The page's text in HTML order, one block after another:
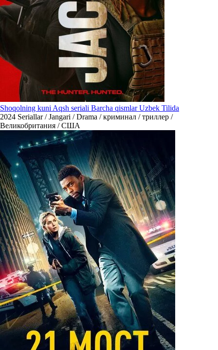
Shoqolning kuni Aqsh seriali Barcha qismlar Uzbek Tilida
2024 Seriallar / Jangari / Drama / криминал / триллер /
Великобритания / США